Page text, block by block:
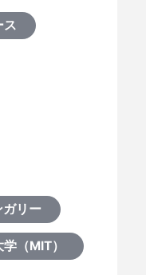
ス
リー
（MIT）